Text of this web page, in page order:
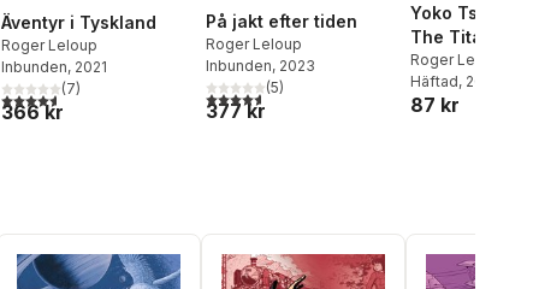
Äventyr i Tyskland
Roger Leloup
Inbunden, 2021
4,6utav 5 stjärnor. Totalt antal röster:
(7)
366 kr
På jakt efter tiden
Roger Leloup
Inbunden, 2023
4,6utav 5 stjärnor. Totalt antal röster:
(5)
377 kr
Yoko Tsuno
The Titans
Roger Leloup
Häftad, 2017
87 kr